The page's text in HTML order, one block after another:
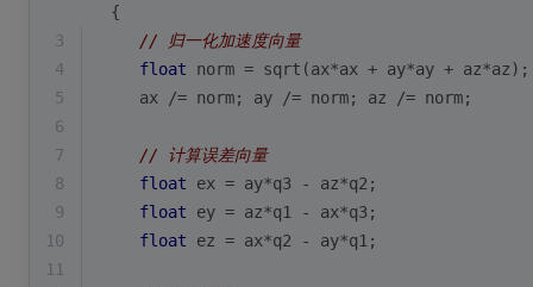
{
3
// 归一化加速度向量
4
float norm = sqrt (ax*ax + ay*ay + az*az);
5
    ax /= norm; ay /= norm; az /= norm;
6
7
// 计算误差向量
8
float ex = ay*q3 - az*q2;
9
float ey = az*q1 - ax*q3;
10
float ez = ax*q2 - ay*q1;
11